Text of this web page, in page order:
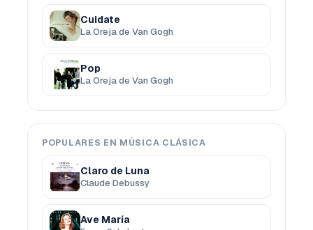
Cuidate
La Oreja de Van Gogh
Pop
La Oreja de Van Gogh
POPULARES EN MÚSICA CLÁSICA
Claro de Luna
Claude Debussy
Ave María